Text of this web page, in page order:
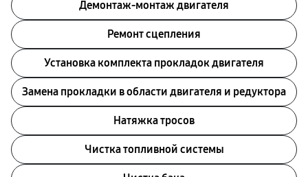
Демонтаж-монтаж двигателя
Ремонт сцепления
Установка комплекта прокладок двигателя
Замена прокладки в области двигателя и редуктора
Натяжка тросов
Чистка топливной системы